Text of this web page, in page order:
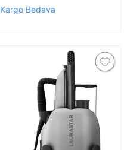
Kargo Bedava